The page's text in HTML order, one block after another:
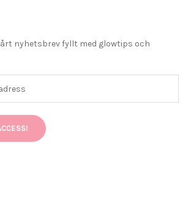
nyhetsbrev fyllt med glowtips och